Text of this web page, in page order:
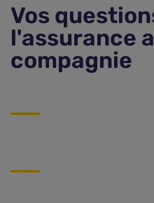
Vos
l'assurance
compagnie